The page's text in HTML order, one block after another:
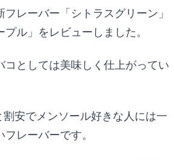
レーバー「シトラスグリーン」
ル」をレビューしました。
コとしては美味しく仕上がってい
安でメンソール好きな人には一
レーバーです。